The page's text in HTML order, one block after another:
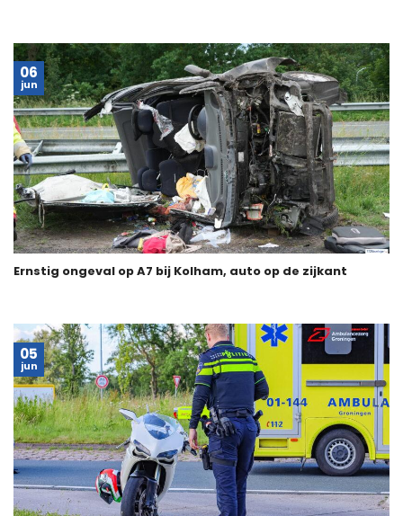
Ernstig ongeval op A7 bij Kolham, auto op de zijkant
06
jun
05
jun